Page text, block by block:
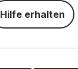
Hilfe erhalten